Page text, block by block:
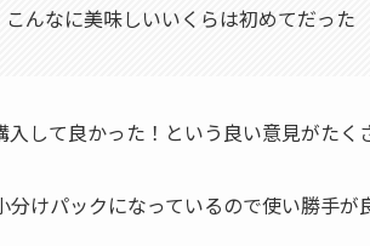
こんなに美味しいいくらは初めてだった
入して良かった！という良い意見がたく
分けパックになっているので使い勝手